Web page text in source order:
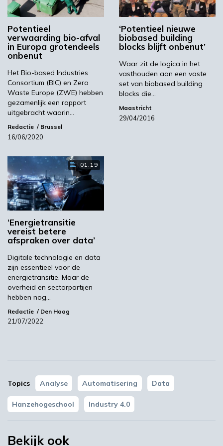
Meest gelezen
YPACK project gestart in Spanje
‘Grote groeikansen Europese markt voor biobased
producten’
Potentieel
verwaarding bio-afval
in Europa grotendeels
onbenut
Het Bio-based Industries
Consortium (BIC) en Zero
Waste Europe (ZWE) hebben
gezamenlijk een rapport
uitgebracht waarin…
Redactie Brussel
16/06/2020
‘Potentieel nieuwe
biobased building
blocks blijft onbenut’
Waar zit de logica in het
vasthouden aan een vaste
set van biobased building
blocks die…
Maastricht
29/04/2016
01:19
‘Energietransitie
vereist betere
afspraken over data’
Digitale technologie en data
zijn essentieel voor de
energietransitie. Maar de
overheid en sectorpartijen
hebben nog…
Redactie Den Haag
21/07/2022
Topics Analyse Automatisering Data
Hanzehogeschool Industry 4.0
Bekijk ook